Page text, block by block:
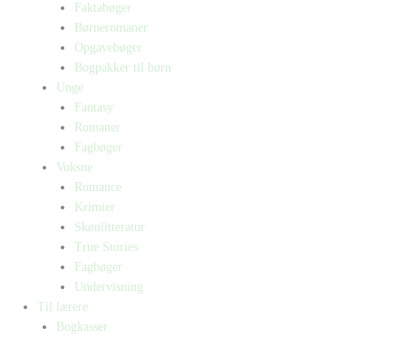
Faktabøger
Børneromaner
Opgavebøger
Bogpakker til børn
Unge
Fantasy
Romaner
Fagbøger
Voksne
Romance
Krimier
Skønlitteratur
True Stories
Fagbøger
Undervisning
Til lærere
Bogkasser